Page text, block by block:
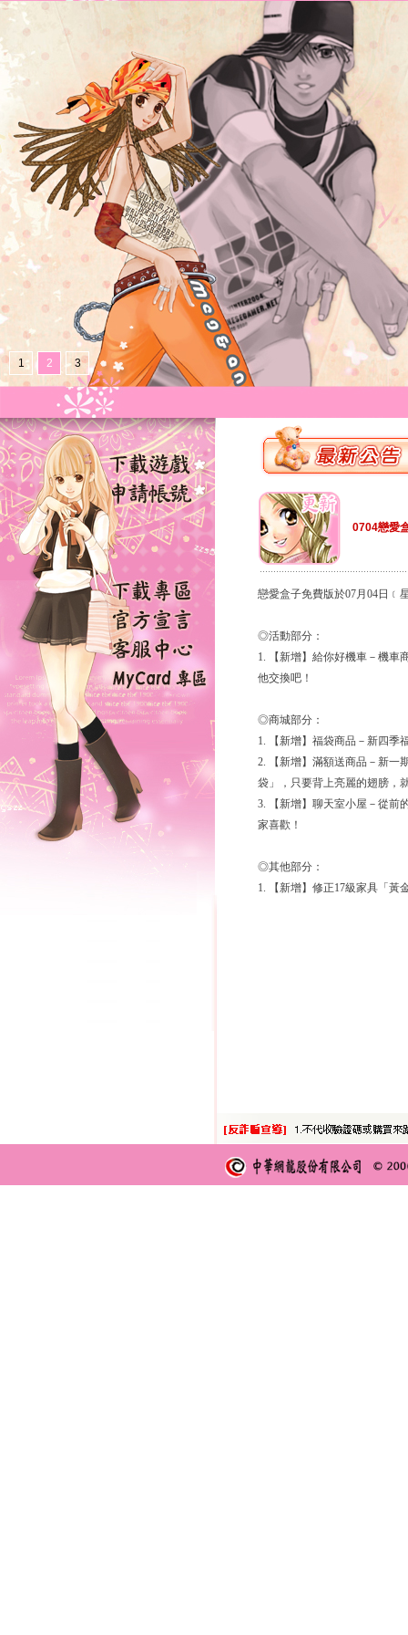
1 2 3
0704戀愛
戀愛盒子免費版於07月04日﹝
◎活動部分：
1. 【新增】給你好機車－機車
他交換吧！
◎商城部分：
1. 【新增】福袋商品－新四季
2. 【新增】滿額送商品－新一
袋」，只要背上亮麗的翅膀，
3. 【新增】聊天室小屋－從前
家喜歡！
◎其他部分：
1. 【新增】修正17級家具「黃